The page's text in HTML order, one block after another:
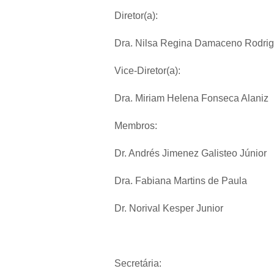
Diretor(a):
Dra. Nilsa Regina Damaceno
Vice-Diretor(a):
Dra. Miriam Helena Fonseca Alaniz
Membros:
Dr. Andrés Jimenez Galisteo Júnior
Dra. Fabiana Martins de Paula
Dr. Norival Kesper Junior
Secretária: